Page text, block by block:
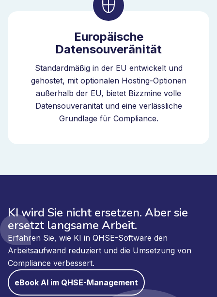
Europäische
Datensouveränität
Standardmäßig in der EU entwickelt und
gehostet, mit optionalen Hosting-Optionen
außerhalb der EU, bietet Bizzmine volle
Datensouveränität und eine verlässliche
Grundlage für Compliance.
KI wird Sie nicht ersetzen. Aber sie
ersetzt langsame Arbeit.
Erfahren Sie, wie KI in QHSE-Software den
Arbeitsaufwand reduziert und die Umsetzung von
Compliance verbessert.
eBook AI im QHSE-Management